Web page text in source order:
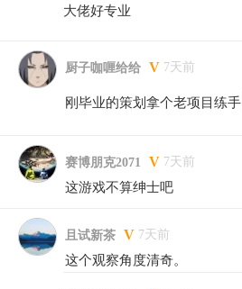
大佬好专业
厨子咖喱给给 V 7天前
刚毕业的策划拿个老项目练手
赛博朋克2071 V 7天前
这游戏不算绅士吧
且试新茶 V 7天前
这个观察角度清奇。